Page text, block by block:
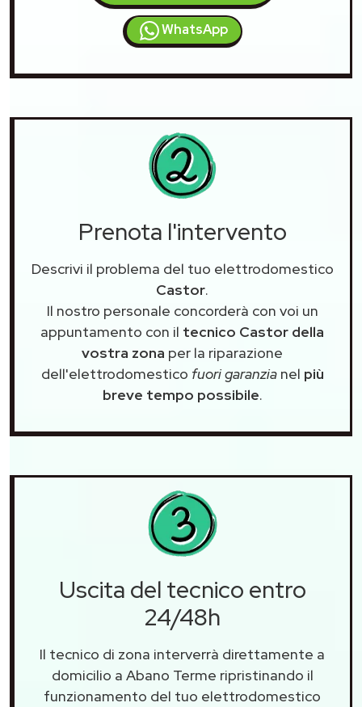
WhatsApp
Prenota l'intervento
Descrivi il problema del tuo elettrodomestico
Castor.
Il nostro personale concorderà con voi un
appuntamento con il tecnico Castor della
vostra zona per la riparazione
dell'elettrodomestico fuori garanzianel più
breve tempo possibile.
Uscita del tecnico entro
24/48h
Il tecnico di zona interverrà direttamente a
domicilio a Abano Terme ripristinando il
funzionamento del tuo elettrodomestico